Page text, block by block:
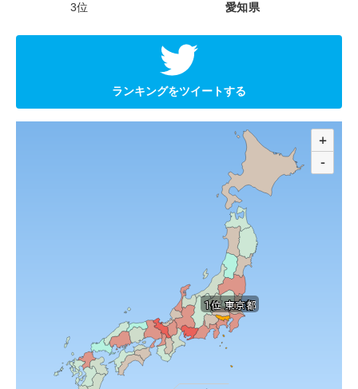
3位 愛知県
ランキングをツイートする
+
-
1位 東京都
1位 東京都